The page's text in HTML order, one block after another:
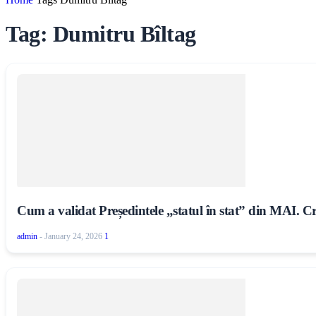
Tag: Dumitru Bîltag
Cum a validat Președintele „statul în stat” din MAI.
admin - January 24, 2026 1